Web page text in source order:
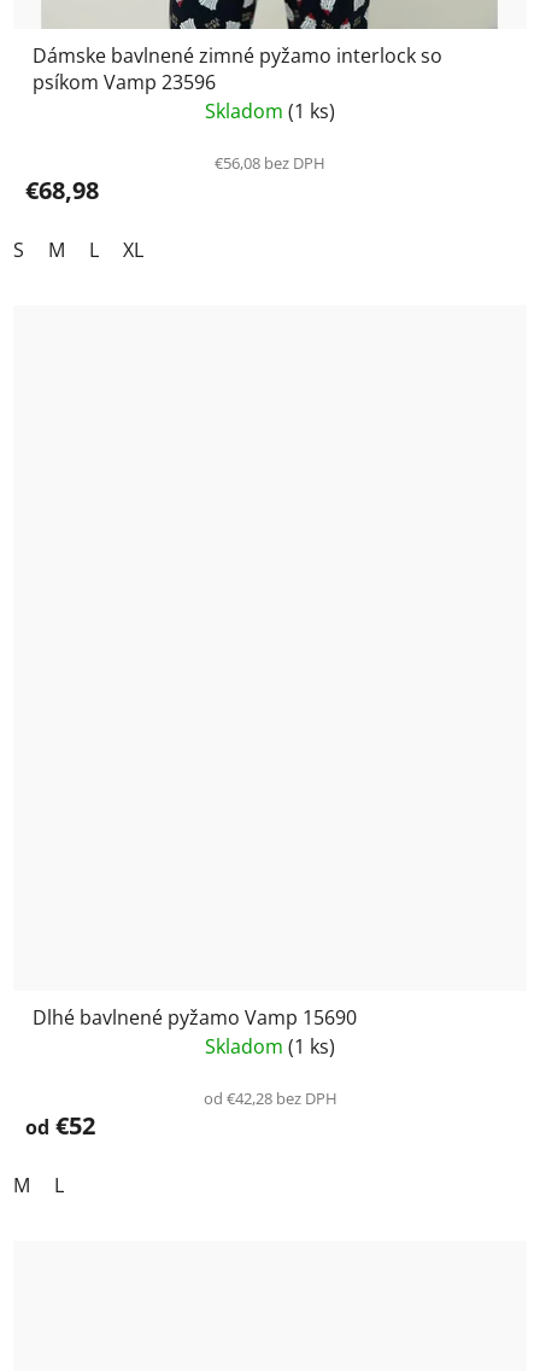
Dámske bavlnené zimné pyžamo interlock so
psíkom Vamp 23596
Skladom (1 ks)
€56,08 bez DPH
€68,98
S M L XL
Dlhé bavlnené pyžamo Vamp 15690
Skladom (1 ks)
od €42,28 bez DPH
od €52
M L